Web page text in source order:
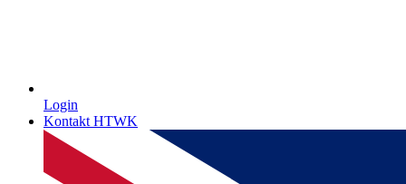
Login
Kontakt HTWK